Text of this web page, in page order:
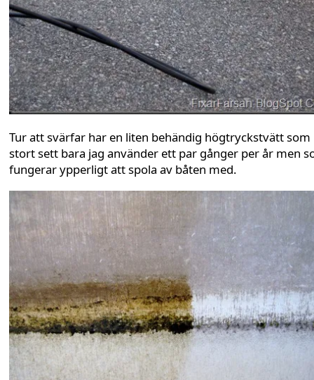
Tur att svärfar har en liten behändig högtryckstvätt som
stort sett bara jag använder ett par gånger per år men
fungerar ypperligt att spola av båten med.